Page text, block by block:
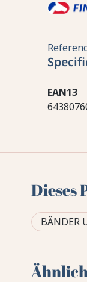
EAN13
Dieses
BÄNDER